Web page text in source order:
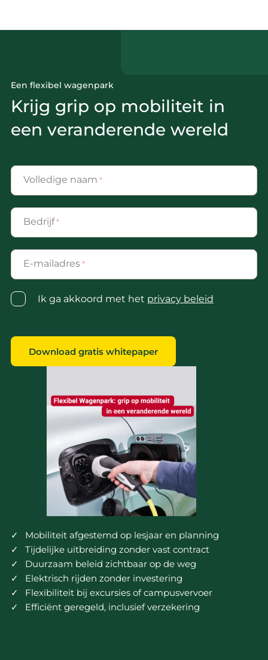
Een flexibel wagenpark
Krijg grip op mobiliteit in
een veranderende wereld
Volledige naam *
Bedrijf *
E-mailadres *
PrivacyIk ga akkoord met het privacy beleid
Download gratis whitepaper
Mobiliteit afgestemd op lesjaar en planning
Tijdelijke uitbreiding zonder vast contract
Duurzaam beleid zichtbaar op de weg
Elektrisch rijden zonder investering
Flexibiliteit bij excursies of campusvervoer
Efficiënt geregeld, inclusief verzekering